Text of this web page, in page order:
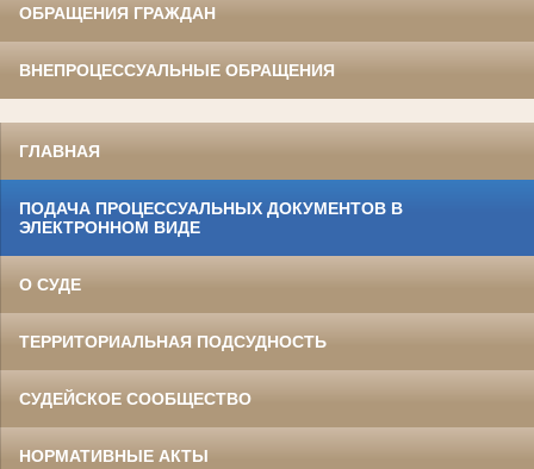
ОБРАЩЕНИЯ ГРАЖДАН
ВНЕПРОЦЕССУАЛЬНЫЕ ОБРАЩЕНИЯ
ГЛАВНАЯ
ПОДАЧА ПРОЦЕССУАЛЬНЫХ ДОКУМЕНТОВ В
ЭЛЕКТРОННОМ ВИДЕ
О СУДЕ
ТЕРРИТОРИАЛЬНАЯ ПОДСУДНОСТЬ
СУДЕЙСКОЕ СООБЩЕСТВО
НОРМАТИВНЫЕ АКТЫ